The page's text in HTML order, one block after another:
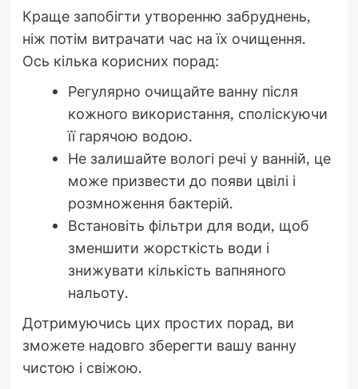
Краще запобігти утворенню забруднень,
ніж потім витрачати час на їх очищення.
Ось кілька корисних порад:
Регулярно очищайте ванну після
кожного використання, споліскуючи
її гарячою водою.
Не залишайте вологі речі у ванній, це
може призвести до появи цвілі і
розмноження бактерій.
Встановіть фільтри для води, щоб
зменшити жорсткість води і
знижувати кількість вапняного
нальоту.
Дотримуючись цих простих порад, ви
зможете надовго зберегти вашу ванну
чистою і свіжою.